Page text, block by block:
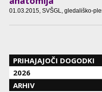
01.03.2015, SVŠGL, gledališko-
PRIHAJAJOČI DOGODKI
2026
ARHIV